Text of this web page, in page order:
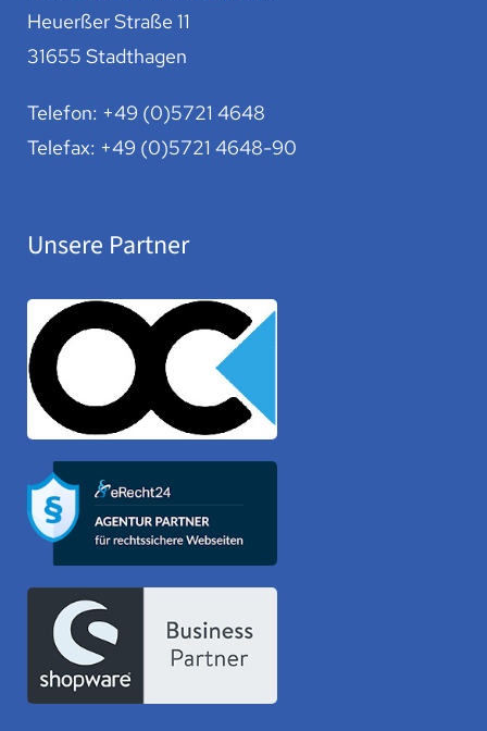
Heuerßer Straße 11
31655 Stadthagen
Telefon: +49 (0)5721 4648
Telefax: +49 (0)5721 4648-90
Unsere Partner